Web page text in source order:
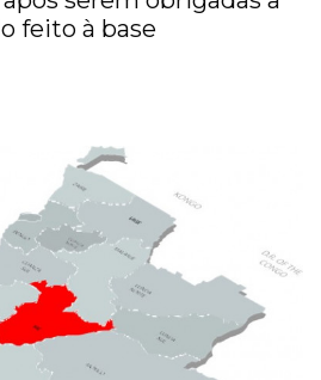
feito à base